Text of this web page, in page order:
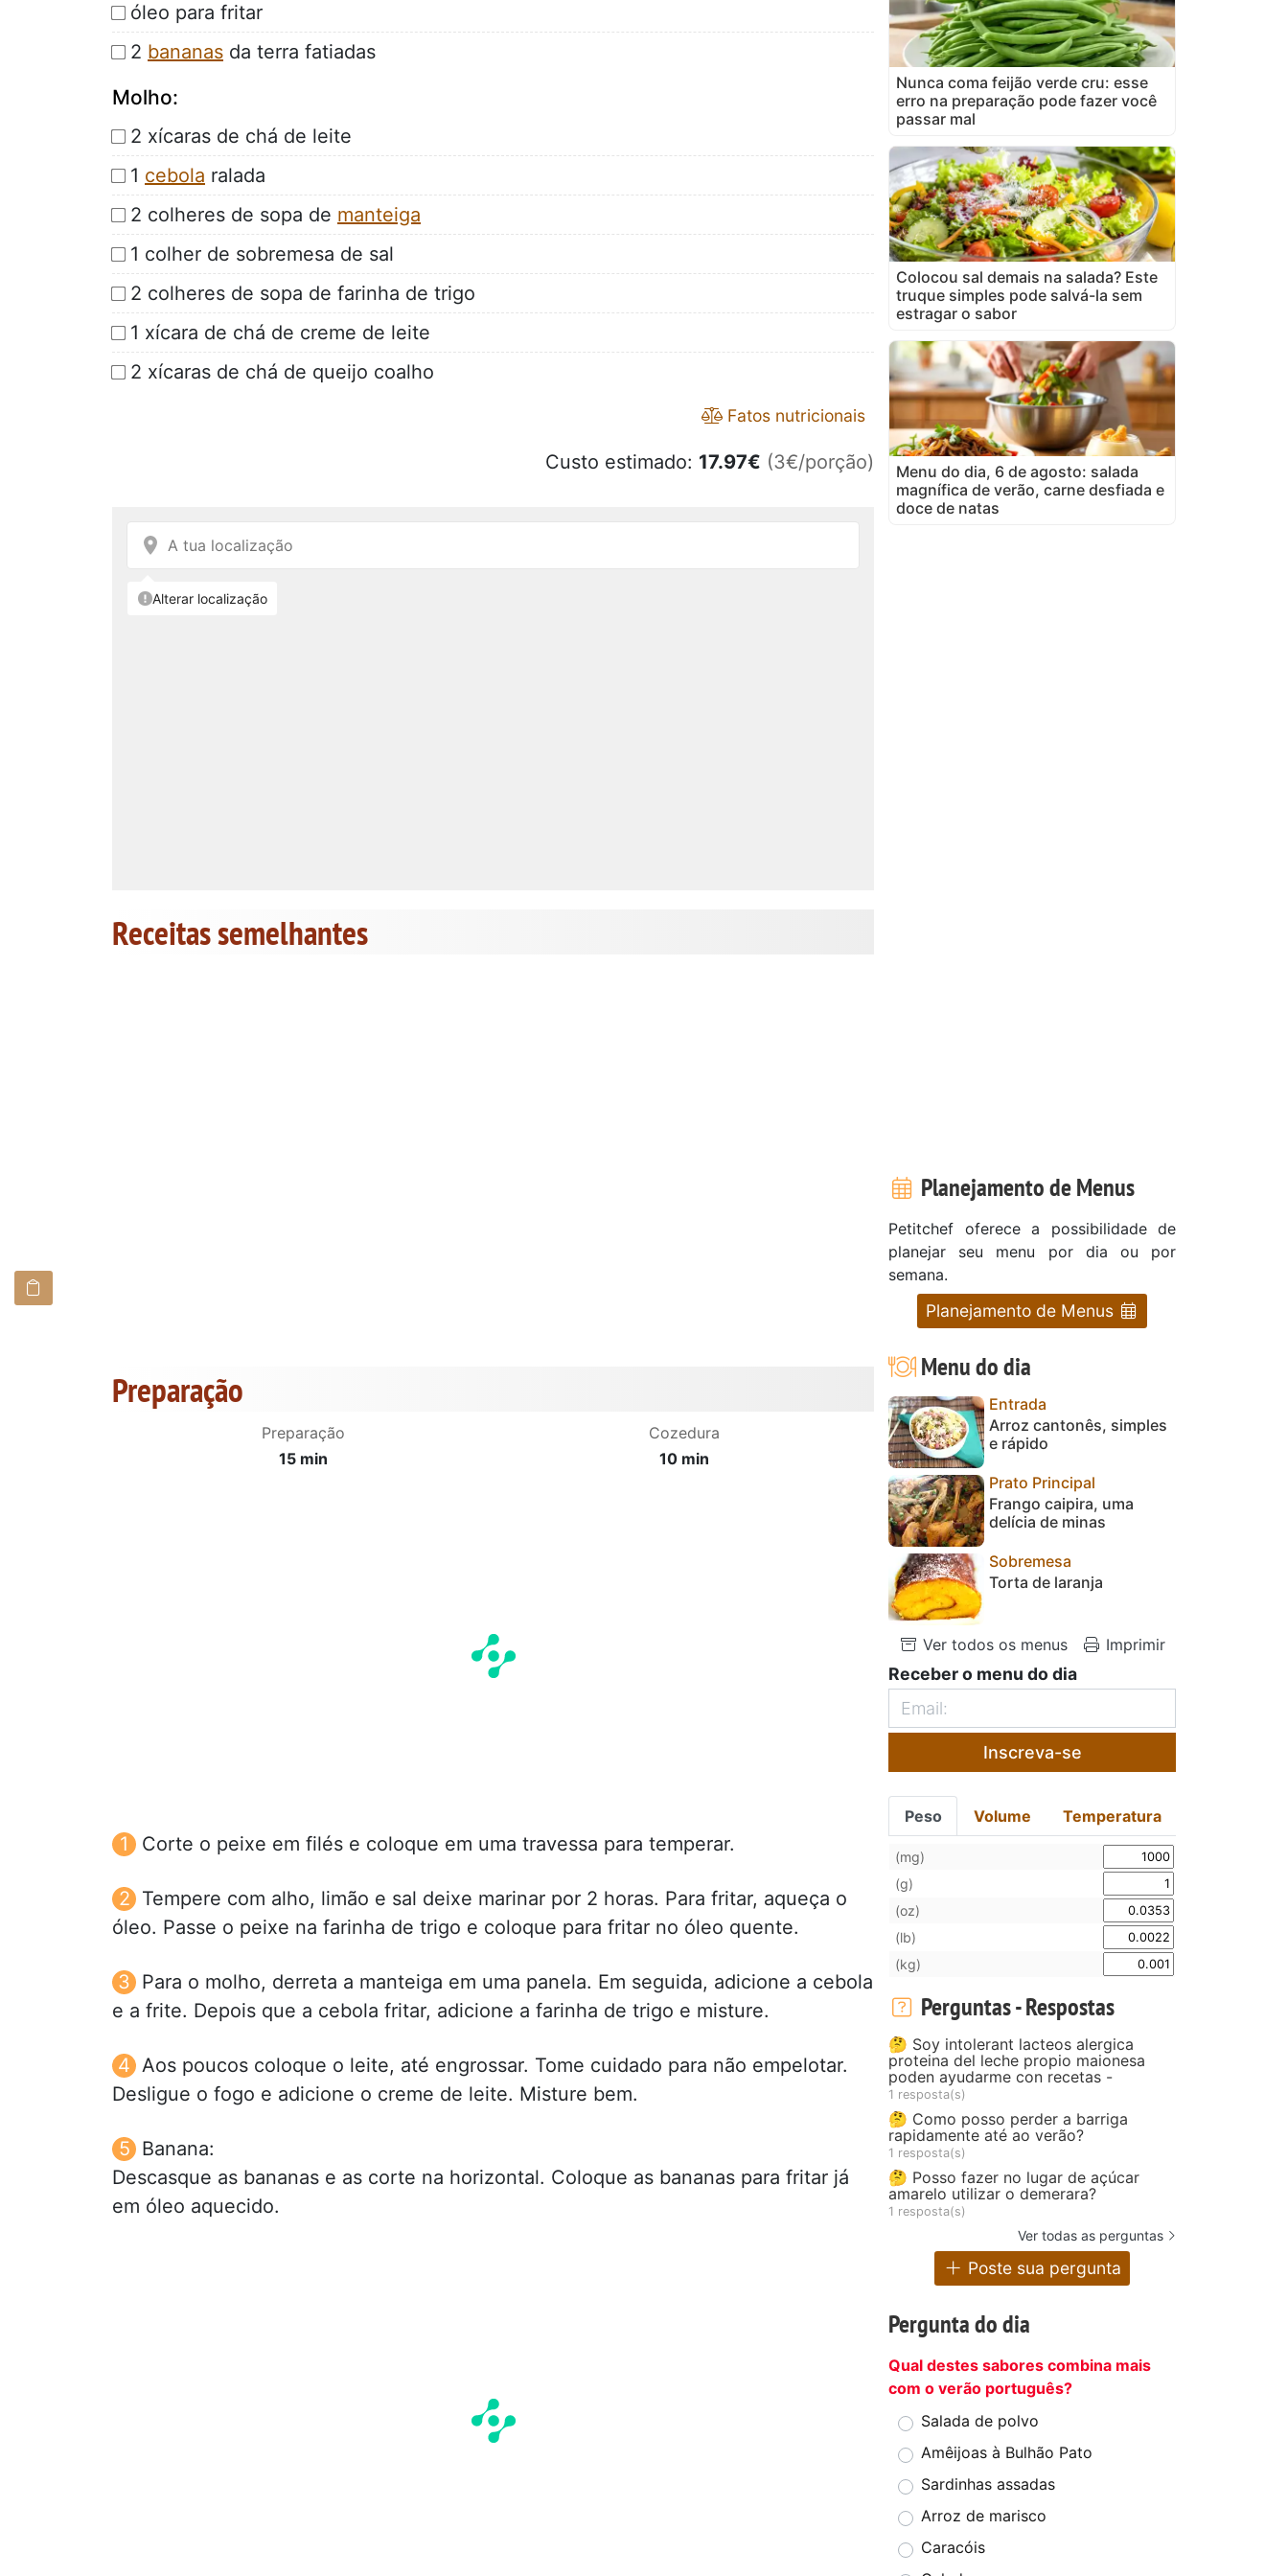
óleo para fritar
2 bananas da terra fatiadas
Molho:
2 xícaras de chá de leite
1 cebola ralada
2 colheres de sopa de manteiga
1 colher de sobremesa de sal
2 colheres de sopa de farinha de trigo
1 xícara de chá de creme de leite
2 xícaras de chá de queijo coalho
Fatos nutricionais
Custo estimado: 17.97€ (3€/porção)
Receitas semelhantes
Preparação
Preparação
15 min
Cozedura
10 min
Corte o peixe em filés e coloque em uma travessa para temperar.
Tempere com alho, limão e sal deixe marinar por 2 horas. Para fritar, aqueça o
óleo. Passe o peixe na farinha de trigo e coloque para fritar no óleo quente.
Para o molho, derreta a manteiga em uma panela. Em seguida, adicione a cebola
e a frite. Depois que a cebola fritar, adicione a farinha de trigo e misture.
Aos poucos coloque o leite, até engrossar. Tome cuidado para não empelotar.
Desligue o fogo e adicione o creme de leite. Misture bem.
Banana:
Descasque as bananas e as corte na horizontal. Coloque as bananas para fritar já
em óleo aquecido.
Nunca coma feijão verde cru: esse
erro na preparação pode fazer você
passar mal
Colocou sal demais na salada? Este
truque simples pode salvá-la sem
estragar o sabor
Menu do dia, 6 de agosto: salada
magnífica de verão, carne desfiada e
doce de natas
Planejamento de Menus
Petitchef oferece a possibilidade de
planejar seu menu por dia ou por
semana.
Planejamento de Menus
Menu do dia
Entrada
Arroz cantonês, simples
e rápido
Prato Principal
Frango caipira, uma
delícia de minas
Sobremesa
Torta de laranja
Ver todos os menus Imprimir
Receber o menu do dia
Inscreva-se
Peso Volume Temperatura
(mg)
(g)
(oz)
(lb)
(kg)
Perguntas - Respostas
🤔 Soy intolerant lacteos alergica
proteina del leche propio maionesa
poden ayudarme con recetas -
1 resposta(s)
🤔 Como posso perder a barriga
rapidamente até ao verão?
1 resposta(s)
🤔 Posso fazer no lugar de açúcar
amarelo utilizar o demerara?
1 resposta(s)
Ver todas as perguntas
Poste sua pergunta
Pergunta do dia
Qual destes sabores combina mais
com o verão português?
Salada de polvo
Amêijoas à Bulhão Pato
Sardinhas assadas
Arroz de marisco
Caracóis